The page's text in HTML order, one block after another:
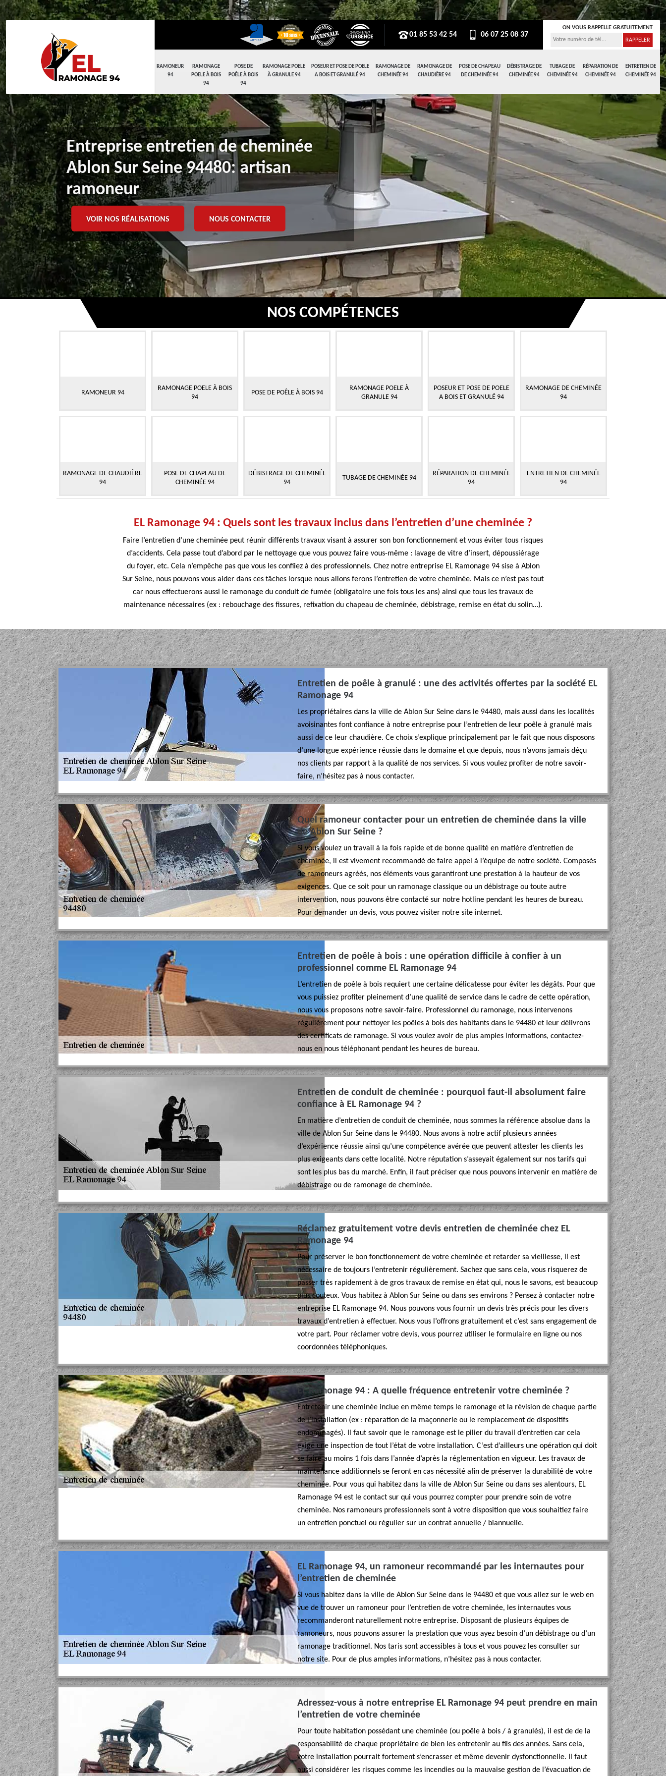
RAMONEUR
94
RAMONAGE
POELE À BOIS
94
POSE DE
POÊLE À BOIS
94
RAMONAGE POELE
À GRANULE 94
POSEUR ET POSE DE POELE
A BOIS ET GRANULÉ 94
RAMONAGE DE
CHEMINÉE 94
RAMONAGE DE
CHAUDIÈRE 94
POSE DE CHAPEAU
DE CHEMINÉE 94
DÉBISTRAGE DE
CHEMINÉE 94
TUBAGE DE
CHEMINÉE 94
RÉPARATION DE
CHEMINÉE 94
ENTRETIEN DE
CHEMINÉE 94
01 85 53 42 54 06 07 25 08 37
ON VOUS RAPPELLE GRATUITEMENT
Entreprise entretien de cheminée
Ablon Sur Seine 94480: artisan
ramoneur
VOIR NOS RÉALISATIONS NOUS CONTACTER
NOS COMPÉTENCES
RAMONEUR 94
RAMONAGE POELE À BOIS
94
POSE DE POÊLE À BOIS 94
RAMONAGE POELE À
GRANULE 94
POSEUR ET POSE DE POELE
A BOIS ET GRANULÉ 94
RAMONAGE DE CHEMINÉE
94
RAMONAGE DE CHAUDIÈRE
94
POSE DE CHAPEAU DE
CHEMINÉE 94
DÉBISTRAGE DE CHEMINÉE
94
TUBAGE DE CHEMINÉE 94
RÉPARATION DE CHEMINÉE
94
ENTRETIEN DE CHEMINÉE
94
EL Ramonage 94 : Quels sont les travaux inclus dans l’entretien d’une cheminée ?
Faire l’entretien d’une cheminée peut réunir différents travaux visant à assurer son bon fonctionnement et vous éviter tous risques
d’accidents. Cela passe tout d’abord par le nettoyage que vous pouvez faire vous-même : lavage de vitre d’insert, dépoussiérage
du foyer, etc. Cela n’empêche pas que vous les confiiez à des professionnels. Chez notre entreprise EL Ramonage 94 sise à Ablon
Sur Seine, nous pouvons vous aider dans ces tâches lorsque nous allons ferons l’entretien de votre cheminée. Mais ce n’est pas tout
car nous effectuerons aussi le ramonage du conduit de fumée (obligatoire une fois tous les ans) ainsi que tous les travaux de
maintenance nécessaires (ex : rebouchage des fissures, refixation du chapeau de cheminée, débistrage, remise en état du solin…).
Entretien de poêle à granulé : une des activités offertes par la société EL
Ramonage 94
Les propriétaires dans la ville de Ablon Sur Seine dans le 94480, mais aussi dans les localités
avoisinantes font confiance à notre entreprise pour l’entretien de leur poêle à granulé mais
aussi de ce leur chaudière. Ce choix s’explique principalement par le fait que nous disposons
d’une longue expérience réussie dans le domaine et que depuis, nous n’avons jamais déçu
nos clients par rapport à la qualité de nos services. Si vous voulez profiter de notre savoir-
faire, n’hésitez pas à nous contacter.
Quel ramoneur contacter pour un entretien de cheminée dans la ville
de Ablon Sur Seine ?
Si vous voulez un travail à la fois rapide et de bonne qualité en matière d’entretien de
cheminée, il est vivement recommandé de faire appel à l’équipe de notre société. Composés
de ramoneurs agréés, nos éléments vous garantiront une prestation à la hauteur de vos
exigences. Que ce soit pour un ramonage classique ou un débistrage ou toute autre
intervention, nous pouvons être contacté sur notre hotline pendant les heures de bureau.
Pour demander un devis, vous pouvez visiter notre site internet.
Entretien de poêle à bois : une opération difficile à confier à un
professionnel comme EL Ramonage 94
L’entretien de poêle à bois requiert une certaine délicatesse pour éviter les dégâts. Pour que
vous puissiez profiter pleinement d’une qualité de service dans le cadre de cette opération,
nous vous proposons notre savoir-faire. Professionnel du ramonage, nous intervenons
régulièrement pour nettoyer les poêles à bois des habitants dans le 94480 et leur délivrons
des certificats de ramonage. Si vous voulez avoir de plus amples informations, contactez-
nous en nous téléphonant pendant les heures de bureau.
Entretien de conduit de cheminée : pourquoi faut-il absolument faire
confiance à EL Ramonage 94 ?
En matière d’entretien de conduit de cheminée, nous sommes la référence absolue dans la
ville de Ablon Sur Seine dans le 94480. Nous avons à notre actif plusieurs années
d’expérience réussie ainsi qu’une compétence avérée que peuvent attester les clients les
plus exigeants dans cette localité. Notre réputation s’asseyait également sur nos tarifs qui
sont les plus bas du marché. Enfin, il faut préciser que nous pouvons intervenir en matière de
débistrage ou de ramonage de cheminée.
Réclamez gratuitement votre devis entretien de cheminée chez EL
Ramonage 94
Pour préserver le bon fonctionnement de votre cheminée et retarder sa vieillesse, il est
nécessaire de toujours l’entretenir régulièrement. Sachez que sans cela, vous risquerez de
passer très rapidement à de gros travaux de remise en état qui, nous le savons, est beaucoup
plus couteux. Vous habitez à Ablon Sur Seine ou dans ses environs ? Pensez à contacter notre
entreprise EL Ramonage 94. Nous pouvons vous fournir un devis très précis pour les divers
travaux d’entretien à effectuer. Nous vous l’offrons gratuitement et c’est sans engagement de
votre part. Pour réclamer votre devis, vous pourrez utiliser le formulaire en ligne ou nos
coordonnées téléphoniques.
EL Ramonage 94 : A quelle fréquence entretenir votre cheminée ?
Entretenir une cheminée inclue en même temps le ramonage et la révision de chaque partie
de l’installation (ex : réparation de la maçonnerie ou le remplacement de dispositifs
endommagés). Il faut savoir que le ramonage est le pilier du travail d’entretien car cela
exige une inspection de tout l’état de votre installation. C’est d’ailleurs une opération qui doit
se faire au moins 1 fois dans l’année d’après la réglementation en vigueur. Les travaux de
maintenance additionnels se feront en cas nécessité afin de préserver la durabilité de votre
cheminée. Pour vous qui habitez dans la ville de Ablon Sur Seine ou dans ses alentours, EL
Ramonage 94 est le contact sur qui vous pourrez compter pour prendre soin de votre
cheminée. Nos ramoneurs professionnels sont à votre disposition que vous souhaitiez faire
un entretien ponctuel ou régulier sur un contrat annuelle / biannuelle.
EL Ramonage 94, un ramoneur recommandé par les internautes pour
l’entretien de cheminée
Si vous habitez dans la ville de Ablon Sur Seine dans le 94480 et que vous allez sur le web en
vue de trouver un ramoneur pour l’entretien de votre cheminée, les internautes vous
recommanderont naturellement notre entreprise. Disposant de plusieurs équipes de
ramoneurs, nous pouvons assurer la prestation que vous ayez besoin d’un débistrage ou d’un
ramonage traditionnel. Nos taris sont accessibles à tous et vous pouvez les consulter sur
notre site. Pour de plus amples informations, n’hésitez pas à nous contacter.
Adressez-vous à notre entreprise EL Ramonage 94 peut prendre en main
l’entretien de votre cheminée
Pour toute habitation possédant une cheminée (ou poêle à bois / à granulés), il est de de la
responsabilité de chaque propriétaire de bien les entretenir au fils des années. Sans cela,
votre installation pourrait fortement s’encrasser et même devenir dysfonctionnelle. Il faut
aussi considérer les risques comme les incendies ou la mauvaise gestion de l’évacuation de